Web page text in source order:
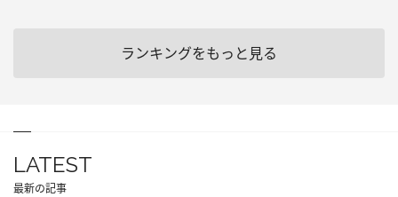
ランキングをもっと見る
LATEST
最新の記事